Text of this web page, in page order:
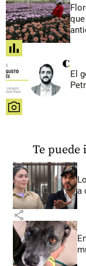
share
El
share
Te puede
a
share